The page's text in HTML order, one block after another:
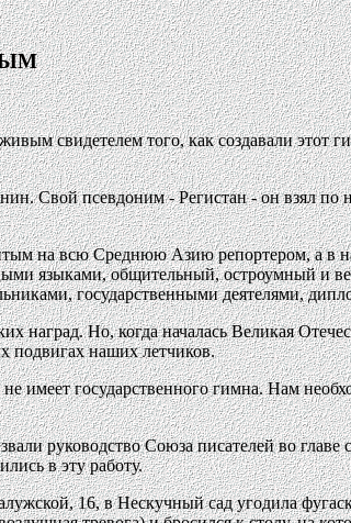
свидетелем того, как создавали этот
Свой псевдоним - Регистан - он взял
на всю Среднюю Азию репортером, а в
языками, общительный, остроумный и
государственными деятелями,
Но, когда началась Великая
подвигах наших летчиков.
государственного гимна. Нам
руководство Союза писателей во главе
в эту работу.
16, в Нескучный сад угодила